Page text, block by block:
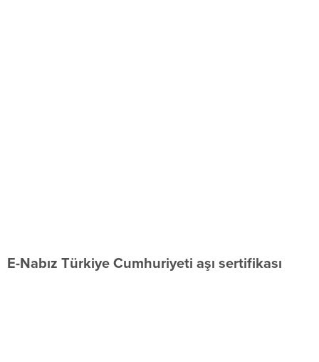
E-Nabız Türkiye Cumhuriyeti aşı sertifikası